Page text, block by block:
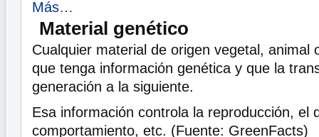
Más…
Material genético
Cualquier material de origen vegetal, animal
que tenga información genética y que la
generación a la siguiente.
Esa información controla la reproducción, el
comportamiento, etc. (Fuente: GreenFacts)